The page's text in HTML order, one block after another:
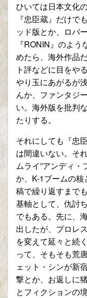
ひいては日本文化
『忠臣蔵』だけで
ッド版とか、ロバ
『RONIN』のよ
めたら、海外作品
ト評などに目をや
やり玉にあがるが
んか、ファンタジ
い。海外版を批判
たりする。
それにしても『忠
は間違いない。そ
ムライ”アンディ・
か、K-1ブームの
稿で繰り返すまで
基軸として、仇討
でもある。先に、
出したが、プロレ
を変えて延々と続
って、そもそも荒
ェット・シンが新
撃とか、お返しに
とフィクションの